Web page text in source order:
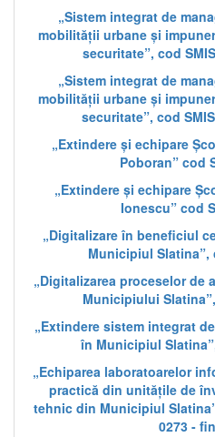
„Sistem integrat de
mobilității urbane și
securitate”, cod
„Sistem integrat de
mobilității urbane și
securitate”, cod
„Extindere și echipare
Poboran” cod
„Extindere și echipare
Ionescu” cod
„Digitalizare în beneficiul
Municipiul Slatina”,
„Digitalizarea proceselor de
Municipiului
„Extindere sistem integrat
în Municipiul
„Echiparea laboratoarelor
practică din unitățile de
tehnic din Municipiul
0273 -